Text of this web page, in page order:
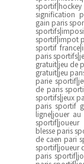
signification
gain paris
sportif|impot
sportif
paris
gratuit|jeu de
gratuit|jeu
parie
de paris
sportifs|jeux
paris sportif
ligne|jouer
sportif|joueur
blesse paris
de caen pari
sportif|joueur
paris